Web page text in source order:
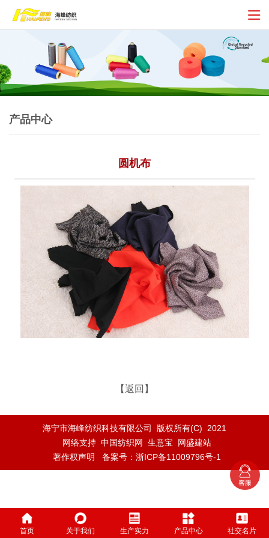
产品中心
圆机布
【返回】
海宁市海峰纺织科技有限公司
版权所有(C) 2021
网络支持 中国纺织网 生意宝
网盛建站
著作权声明
备案号：浙ICP备11009796号-1
首页 关于我们 生产实力 产品中心 社交名片